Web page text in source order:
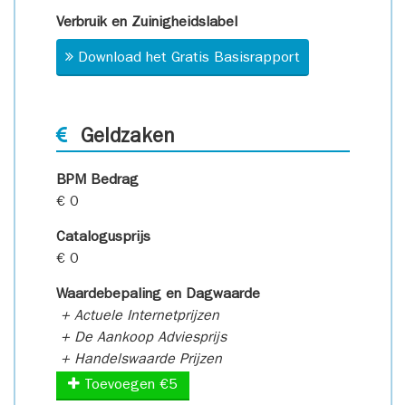
Verbruik en Zuinigheidslabel
Download het Gratis Basisrapport
Geldzaken
BPM Bedrag
€ 0
Catalogusprijs
€ 0
Waardebepaling en Dagwaarde
+ Actuele Internetprijzen
+ De Aankoop Adviesprijs
+ Handelswaarde Prijzen
Toevoegen €5